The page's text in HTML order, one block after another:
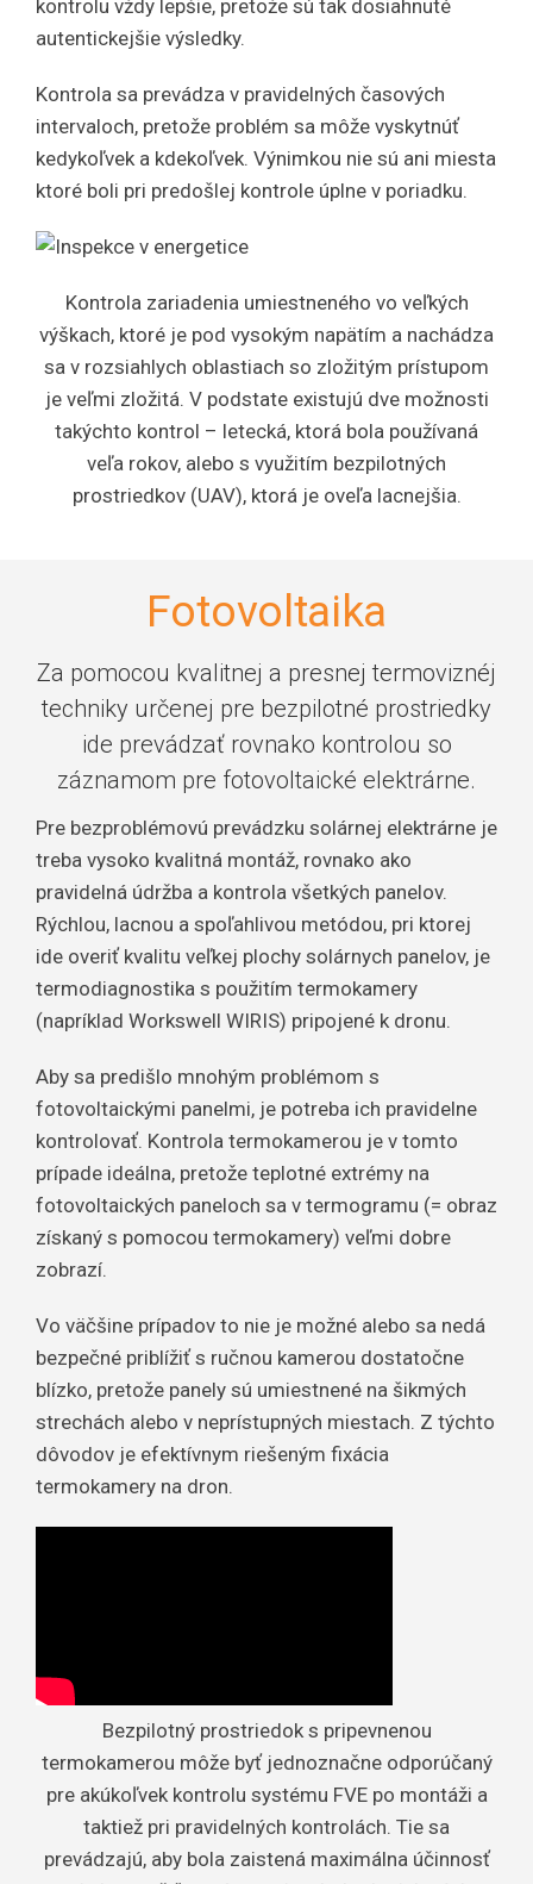
kontrolu vždy lepšie, pretože sú tak dosiahnuté
autentickejšie výsledky.
Kontrola sa prevádza v pravidelných časových
intervaloch, pretože problém sa môže vyskytnúť
kedykoľvek a kdekoľvek. Výnimkou nie sú ani miesta
ktoré boli pri predošlej kontrole úplne v poriadku.
Kontrola zariadenia umiestneného vo veľkých
výškach, ktoré je pod vysokým napätím a nachádza
sa v rozsiahlych oblastiach so zložitým prístupom
je veľmi zložitá. V podstate existujú dve možnosti
takýchto kontrol – letecká, ktorá bola používaná
veľa rokov, alebo s využitím bezpilotných
prostriedkov (UAV), ktorá je oveľa lacnejšia.
Fotovoltaika
Za pomocou kvalitnej a presnej termoviznéj
techniky určenej pre bezpilotné prostriedky
ide prevádzať rovnako kontrolou so
záznamom pre fotovoltaické elektrárne.
Pre bezproblémovú prevádzku solárnej elektrárne je
treba vysoko kvalitná montáž, rovnako ako
pravidelná údržba a kontrola všetkých panelov.
Rýchlou, lacnou a spoľahlivou metódou, pri ktorej
ide overiť kvalitu veľkej plochy solárnych panelov, je
termodiagnostika s použitím termokamery
(napríklad Workswell WIRIS) pripojené k dronu.
Aby sa predišlo mnohým problémom s
fotovoltaickými panelmi, je potreba ich pravidelne
kontrolovať. Kontrola termokamerou je v tomto
prípade ideálna, pretože teplotné extrémy na
fotovoltaických paneloch sa v termogramu (= obraz
získaný s pomocou termokamery) veľmi dobre
zobrazí.
Vo väčšine prípadov to nie je možné alebo sa nedá
bezpečné priblížiť s ručnou kamerou dostatočne
blízko, pretože panely sú umiestnené na šikmých
strechách alebo v neprístupných miestach. Z týchto
dôvodov je efektívnym riešeným fixácia
termokamery na dron.
Bezpilotný prostriedok s pripevnenou
termokamerou môže byť jednoznačne odporúčaný
pre akúkoľvek kontrolu systému FVE po montáži a
taktiež pri pravidelných kontrolách. Tie sa
prevádzajú, aby bola zaistená maximálna účinnosť